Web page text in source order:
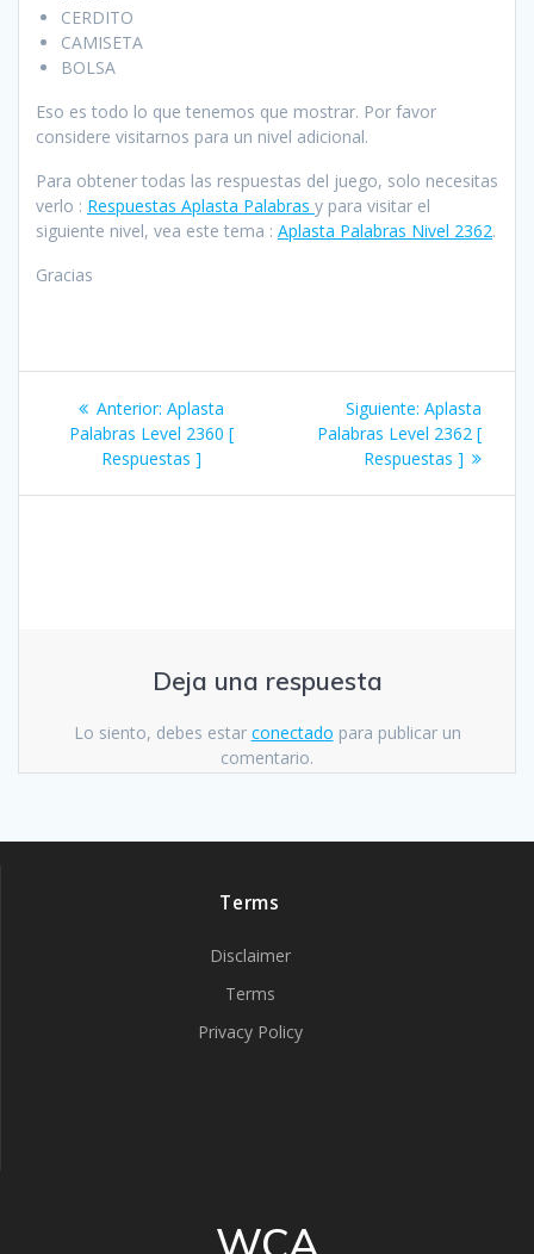
CERDITO
CAMISETA
BOLSA
Eso es todo lo que tenemos que mostrar. Por favor
considere visitarnos para un nivel adicional.
Para obtener todas las respuestas del juego, solo necesitas
verlo : Respuestas Aplasta Palabras y para visitar el
siguiente nivel, vea este tema : Aplasta Palabras Nivel 2362.
Gracias
Navegación
entradas
Anterior: Entrada
anterior:
Aplasta
Palabras Level 2360 [
Respuestas ]
Siguiente: Siguiente
entrada:
Aplasta
Palabras Level 2362 [
Respuestas ]
Deja una respuesta
Lo siento, debes estar conectado para publicar un
comentario.
Terms
Disclaimer
Terms
Privacy Policy
WCA